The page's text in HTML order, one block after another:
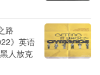
路
》英语
人放克